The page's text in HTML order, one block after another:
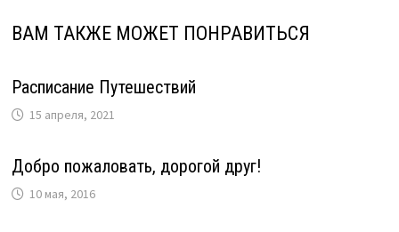
ВАМ ТАКЖЕ МОЖЕТ ПОНРАВИТЬСЯ
Расписание Путешествий
15 апреля, 2021
Добро пожаловать, дорогой друг!
10 мая, 2016